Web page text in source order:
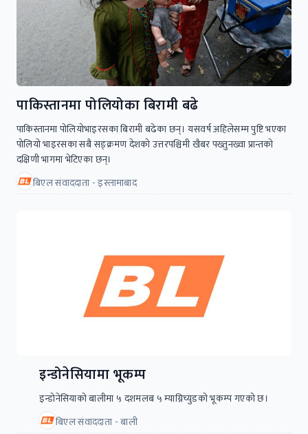
पाकिस्तानमा पोलियोका बिरामी बढे
पाकिस्तानमा पोलियोभाइरसका बिरामी बढेका छन्। यसवर्ष अहिलेसम्म पुष्टि भएका
पोलियो भाइरसका सबै सङ्क्रमण देशको उत्तरपश्चिमी खैबर पख्तुनख्वा प्रान्तको
दक्षिणी भागमा भेटिएका छन्।
बिएल संवाददाता - इस्लामाबाद
इन्डोनेसियामा भूकम्प
इन्डोनेसियाको बालीमा ५ दशमलब ५ म्याग्निच्युडको भूकम्प गएको छ।
बिएल संवाददाता - बाली